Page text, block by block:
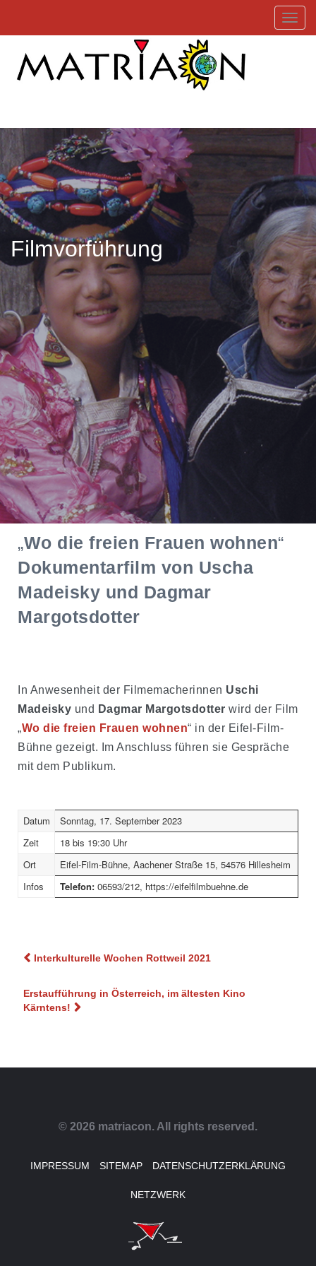
Filmvorführung
„Wo die freien Frauen wohnen“
Dokumentarfilm von Uscha
Madeisky und Dagmar
Margotsdotter
In Anwesenheit der Filmemacherinnen Uschi
Madeisky und Dagmar Margotsdotter wird der Film
„Wo die freien Frauen wohnen“ in der Eifel-Film-
Bühne gezeigt. Im Anschluss führen sie Gespräche
mit dem Publikum.
Datum
Sonntag, 17. September 2023
Zeit
18 bis 19:30 Uhr
Ort
Eifel-Film-Bühne, Aachener Straße 15, 54576 Hillesheim
Infos
Telefon: 06593/212, https://eifelfilmbuehne.de
Beitragsnavigation
Interkulturelle Wochen Rottweil 2021
Erstaufführung in Österreich, im ältesten Kino
Kärntens!
© 2026 matriacon. All rights reserved.
IMPRESSUM SITEMAP DATENSCHUTZERKLÄRUNG
NETZWERK